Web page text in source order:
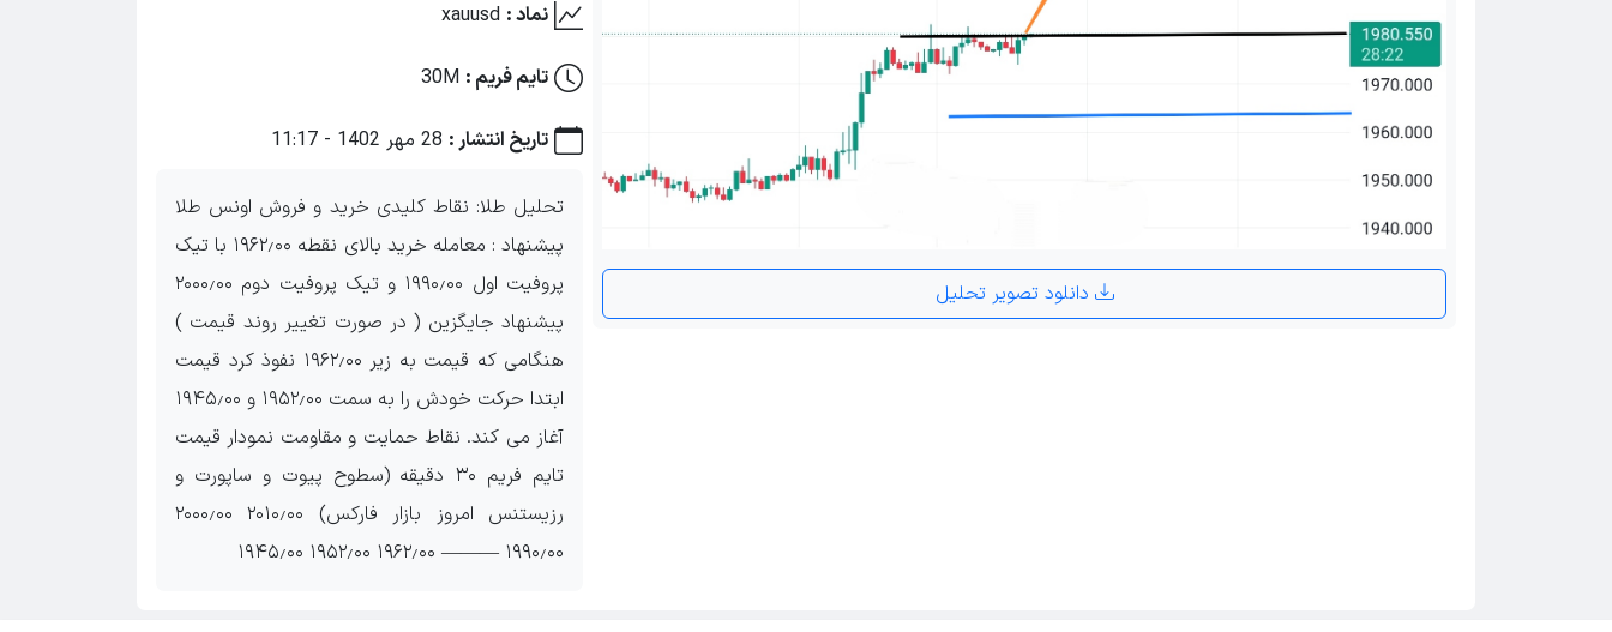
نماد : xauusd
تایم فریم : 30M
تاریخ انتشار : 28 مهر 1402 - 11:17
تحلیل طلا: نقاط کلیدی خرید و فروش اونس طلا
پیشنهاد : معامله خرید بالای نقطه ۱۹۶۲٫۰۰ با تیک
پروفیت اول ۱۹۹۰٫۰۰ و تیک پروفیت دوم ۲۰۰۰٫۰۰
پیشنهاد جایگزین ( در صورت تغییر روند قیمت )
هنگامی که قیمت به زیر ۱۹۶۲٫۰۰ نفوذ کرد قیمت
ابتدا حرکت خودش را به سمت ۱۹۵۲٫۰۰ و ۱۹۴۵٫۰۰
آغاز می کند. نقاط حمایت و مقاومت نمودار قیمت
تایم فریم ۳۰ دقیقه (سطوح پیوت و ساپورت و
رزیستنس امروز بازار فارکس) ۲۰۱۰٫۰۰ ۲۰۰۰٫۰۰
۱۹۹۰٫۰۰ ——— ۱۹۶۲٫۰۰ ۱۹۵۲٫۰۰ ۱۹۴۵٫۰۰